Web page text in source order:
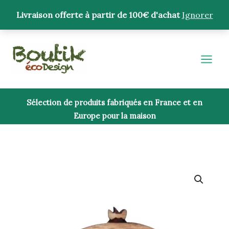
Livraison offerte à partir de 100€ d'achat Ignorer
contenu
Sélection de produits fabriqués en France et en
Europe pour la maison